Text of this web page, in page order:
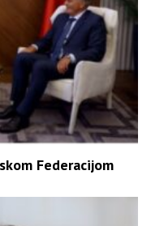
Federacijom